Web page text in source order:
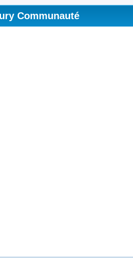
Communauté